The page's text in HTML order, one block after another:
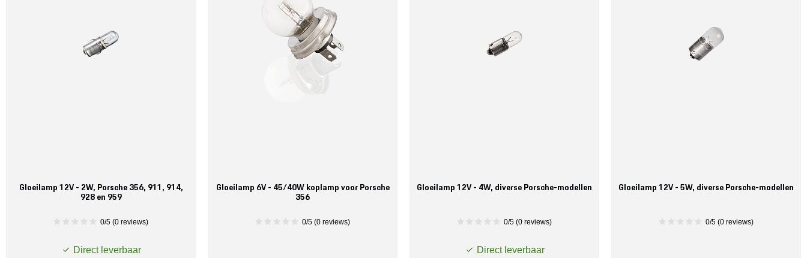
Gloeilamp 12V - 2W, Porsche 356, 911, 914,
928 en 959
0/5 (0 reviews)
Direct leverbaar
Gloeilamp 6V - 45/40W koplamp voor Porsche
356
0/5 (0 reviews)
Gloeilamp 12V - 4W, diverse Porsche-modellen
0/5 (0 reviews)
Direct leverbaar
Gloeilamp 12V - 5W, diverse Porsche-modellen
0/5 (0 reviews)